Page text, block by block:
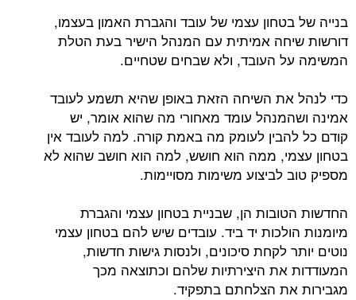
בנייה של בטחון עצמי של עובד והגברת האמון בעצמו,
דורשות שיחה אמיתית עם המנהל הישיר בעת הטלת
המשימה על העובד, ולא שבחים שטחיים.
כדי לנהל את השיחה הזאת באופן שהיא תשמע לעובד
אמינה ושהמנהל עומד מאחורי מה שהוא אומר, יש
קודם כל להבין לעומק מה באמת קורה. למה לעובד אין
בטחון עצמי, ממה הוא חושש, למה הוא חושב שהוא לא
מספיק טוב לביצוע משימות מסויימות.
החדשות הטובות הן, שבניית בטחון עצמי והגברת
מיומנות הולכות יד ביד. עובדים שיש להם בטחון עצמי
נוטים יותר לקחת סיכונים, ולנסות גישות חדשות,
המעודדות את היצירתיות שלהם וכתוצאה מכך
מגבירות את הצלחתם בתפקיד.